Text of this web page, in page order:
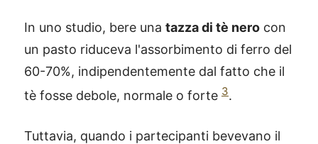
In uno studio, bere una tazza di tè nero con
un pasto riduceva l'assorbimento di ferro del
60-70%, indipendentemente dal fatto che il
tè fosse debole, normale o forte 3.
Tuttavia, quando i partecipanti bevevano il